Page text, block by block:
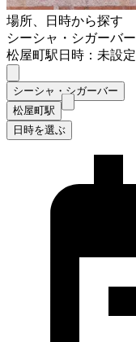
場所、日時から探す
シーシャ・シガーバー
松屋町駅日時：未設定
シーシャ・シガーバー
松屋町駅
日時を選ぶ